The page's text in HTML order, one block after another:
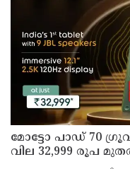
അഞ്ജു കെ എസ്
മോട്ടോ പാഡ് 70 ഗ്രൂവ്
വില 32,999 രൂപ